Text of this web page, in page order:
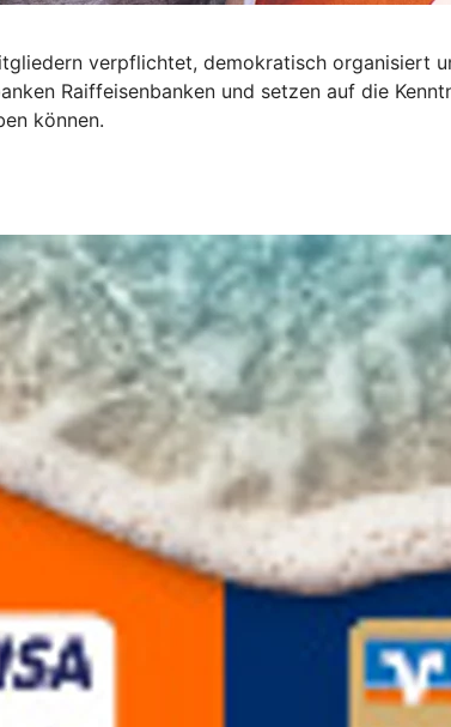
verpflichtet, demokratisch organisiert
Raiffeisenbanken und setzen auf die
können.